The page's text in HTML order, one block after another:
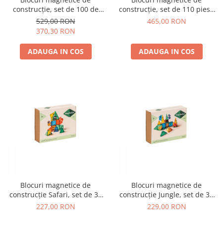
construcție, set de 100 de
piese
529,00 RON
370,30 RON
ADAUGA IN COS
construcție, set de 110 piese
cu sclipici
465,00 RON
ADAUGA IN COS
Blocuri magnetice de
construcție Safari, set de 38
de piese
227,00 RON
Blocuri magnetice de
construcție Jungle, set de 38
de piese
229,00 RON